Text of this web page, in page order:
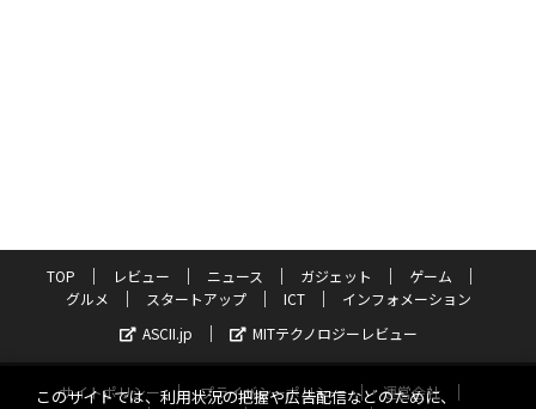
TOP レビュー ニュース ガジェット
ゲーム
グルメ
スタートアップ ICT
インフォメーション
ASCII.jp
MITテクノロジーレビュー
サイトポリシー プライバシーポリシー
運営会社
このサイトでは、利用状況の把握や広告配信などのために、